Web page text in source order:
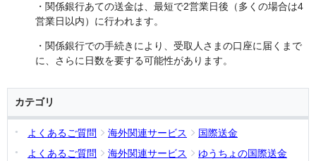
・関係銀行あての送金は、最短で2営業日後（多くの場合は4
営業日以内）に行われます。
・関係銀行での手続きにより、受取人さまの口座に届くまで
に、さらに日数を要する可能性があります。
カテゴリ
よくあるご質問 海外関連サービス
国際送金
よくあるご質問
海外関連サービス ゆうちょの国際送金